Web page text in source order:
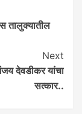
तालुक्यातील
Next
देवडीकर यांचा
सत्कार..